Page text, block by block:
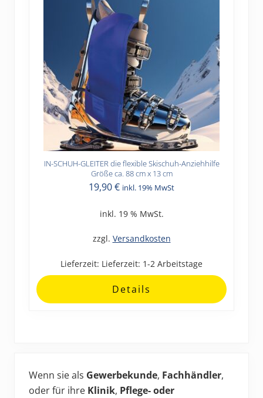
IN-SCHUH-GLEITER die flexible Skischuh-Anziehhilfe
Größe ca. 88 cm x 13 cm
19,90€ inkl. 19% MwSt
inkl. 19 % MwSt.
zzgl. Versandkosten
Lieferzeit: Lieferzeit: 1-2 Arbeitstage
Details
Sidebar
Wenn sie als Gewerbekunde, Fachhändler,
oder für ihre Klinik, Pflege- oder